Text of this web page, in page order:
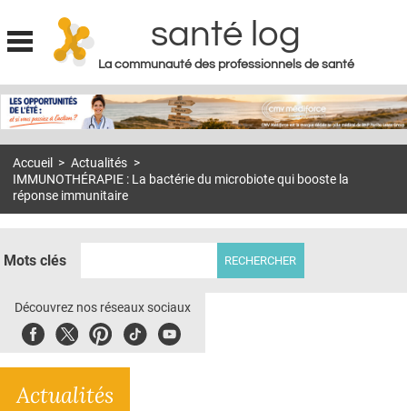
Jump to navigation
santé log
La communauté des professionnels de santé
MON COMPTE
S'ABONNER À LA REVUE SOIN À DOMICILE
ACTUS
E-REVUE SAD
THÉMA
Accueil > Actualités >
IMMUNOTHÉRAPIE : La bactérie du microbiote qui booste la
réponse immunitaire
Mots clés
Découvrez nos réseaux sociaux
FacebookTwitterPinterest
TiktokYoubute
Actualités